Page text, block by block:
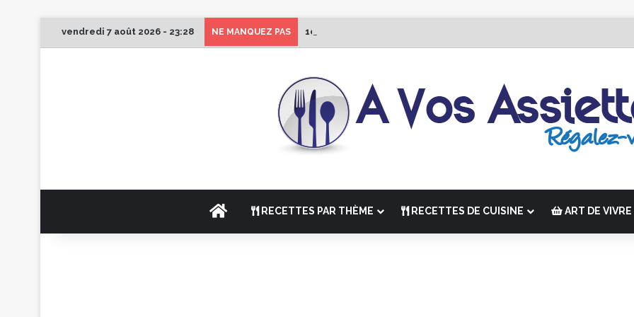
vendredi 7 août 2026 - 23:28 NE MANQUEZ PAS 1er Édition de “La Semaine des Chefs” du 19 au 24 octobre 2026
ACCUEILRECETTES PAR THÈME RECETTES DE CUISINE ART DE VIVRE